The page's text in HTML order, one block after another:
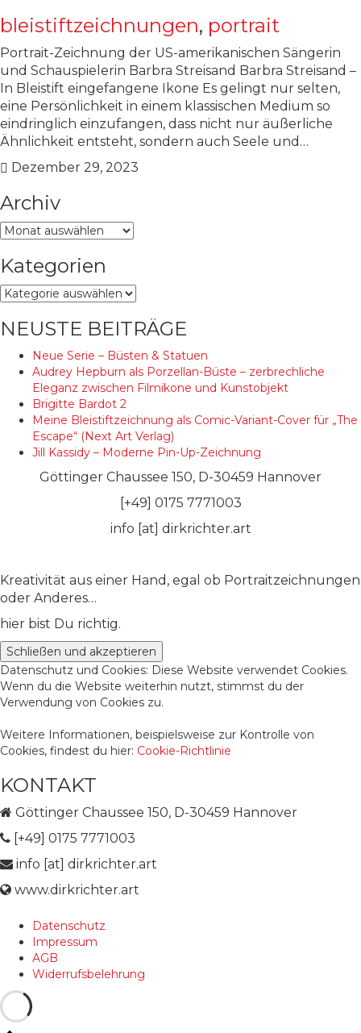
bleistiftzeichnungen, portrait
Portrait-Zeichnung der US-amerikanischen Sängerin
und Schauspielerin Barbra Streisand Barbra Streisand –
In Bleistift eingefangene Ikone Es gelingt nur selten,
eine Persönlichkeit in einem klassischen Medium so
eindringlich einzufangen, dass nicht nur äußerliche
Ähnlichkeit entsteht, sondern auch Seele und…
Dezember 29, 2023
Archiv
Archiv
Kategorien
Kategorien
NEUSTE BEITRÄGE
Neue Serie – Büsten & Statuen
Audrey Hepburn als Porzellan-Büste – zerbrechliche
Eleganz zwischen Filmikone und Kunstobjekt
Brigitte Bardot 2
Meine Bleistiftzeichnung als Comic-Variant-Cover für „The
Escape“ (Next Art Verlag)
Jill Kassidy – Moderne Pin-Up-Zeichnung
Göttinger Chaussee 150, D-30459 Hannover
[+49] 0175 7771003
info [at] dirkrichter.art
Kreativität aus einer Hand, egal ob Portraitzeichnungen
oder Anderes…
hier bist Du richtig.
Datenschutz und Cookies: Diese Website verwendet Cookies.
Wenn du die Website weiterhin nutzt, stimmst du der
Verwendung von Cookies zu.
Weitere Informationen, beispielsweise zur Kontrolle von
Cookies, findest du hier: Cookie-Richtlinie
KONTAKT
Göttinger Chaussee 150, D-30459 Hannover
[+49] 0175 7771003
info [at] dirkrichter.art
www.dirkrichter.art
Datenschutz
Impressum
AGB
Widerrufsbelehrung